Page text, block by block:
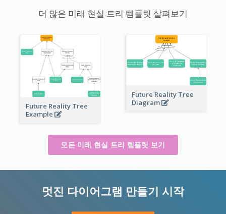
더 많은 미래 현실 트리 템플릿 살펴보기
Future Reality Tree
Example
Future Reality Tree
Diagram
모든 미래 현실 트리 템플릿 보기
멋진 다이어그램 만들기 시작